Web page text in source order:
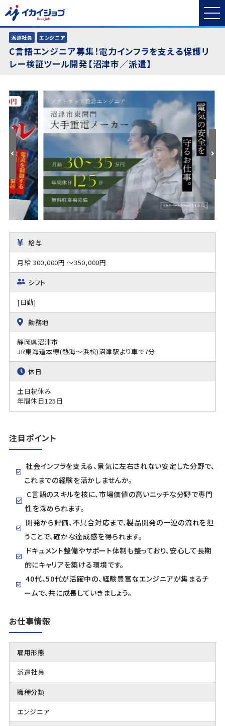
派遣社員 エンジニア
C言語エンジニア募集！電力インフラを支える保護リ
レー検証ツール開発【沼津市／派遣】
給与
月給 300,000円 ～350,000円
シフト
[日勤]
勤務地
静岡県沼津市
JR東海道本線(熱海～浜松)沼津駅より車で7分
休日
土日祝休み
年間休日125日
注目ポイント
社会インフラを支える、景気に左右されない安定した分野で、
これまでの経験を活かしませんか。
C言語のスキルを核に、市場価値の高いニッチな分野で専門
性を深められます。
開発から評価、不具合対応まで、製品開発の一連の流れを担
うことで、確かな達成感を得られます。
ドキュメント整備やサポート体制も整っており、安心して長期
的にキャリアを築ける環境です。
40代、50代が活躍中の、経験豊富なエンジニアが集まるチ
ームで、共に成長していきましょう。
お仕事情報
雇用形態
派遣社員
職種分類
エンジニア